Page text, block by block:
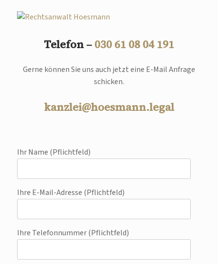
Telefon – 030 61 08 04 191
Gerne können Sie uns auch jetzt eine E-Mail Anfrage
schicken.
kanzlei@hoesmann.legal
Ihr Name (Pflichtfeld)
Ihre E-Mail-Adresse (Pflichtfeld)
Ihre Telefonnummer (Pflichtfeld)